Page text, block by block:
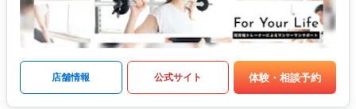
店舗情報 公式サイト 体験・相談予約